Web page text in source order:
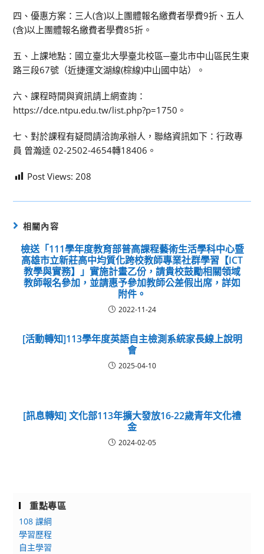
四、優惠方案：三人(含)以上團體報名繳費者學費9折、五人
(含)以上團體報名繳費者學費85折。
五、上課地點：國立臺北大學臺北校區─臺北市中山區民生東
路三段67號（近捷運文湖線(棕線)中山國中站）。
六、課程時間與資訊請上網查詢：
https://dce.ntpu.edu.tw/list.php?p=1750。
七、對於課程有疑問請洽詢承辦人，聯絡資訊如下：行政專
員 曾瀚逵 02-2502-4654轉18406。
Post Views: 208
相關內容
檢送「111學年度教育部普高課程藝術生活學科中心暨
高雄市立新莊高中均質化跨校教師專業社群學習【ICT
教學與實務】」實施計畫乙份，請貴校鼓勵相關領域
教師報名參加，並請惠予參加教師公差假出席，詳如
附件。
2022-11-24
[活動轉知]113學年度英語自主檢測系統家長線上說明
會
2025-04-10
[訊息轉知] 文化部113年擴大發放16-22歲青年文化禮
金
2024-02-05
重點專區
108 課綱
學習歷程
自主學習